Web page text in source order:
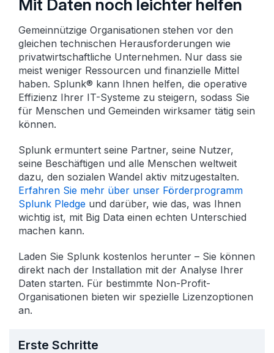
Mit Daten noch leichter helfen
Gemeinnützige Organisationen stehen vor den
gleichen technischen Herausforderungen wie
privatwirtschaftliche Unternehmen. Nur dass sie
meist weniger Ressourcen und finanzielle Mittel
haben. Splunk® kann Ihnen helfen, die operative
Effizienz Ihrer IT-Systeme zu steigern, sodass Sie
für Menschen und Gemeinden wirksamer tätig sein
können.
Splunk ermuntert seine Partner, seine Nutzer,
seine Beschäftigen und alle Menschen weltweit
dazu, den sozialen Wandel aktiv mitzugestalten.
Erfahren Sie mehr über unser Förderprogramm
Splunk Pledge und darüber, wie das, was Ihnen
wichtig ist, mit Big Data einen echten Unterschied
machen kann.
Laden Sie Splunk kostenlos herunter – Sie können
direkt nach der Installation mit der Analyse Ihrer
Daten starten. Für bestimmte Non-Profit-
Organisationen bieten wir spezielle Lizenzoptionen
an.
Erste Schritte